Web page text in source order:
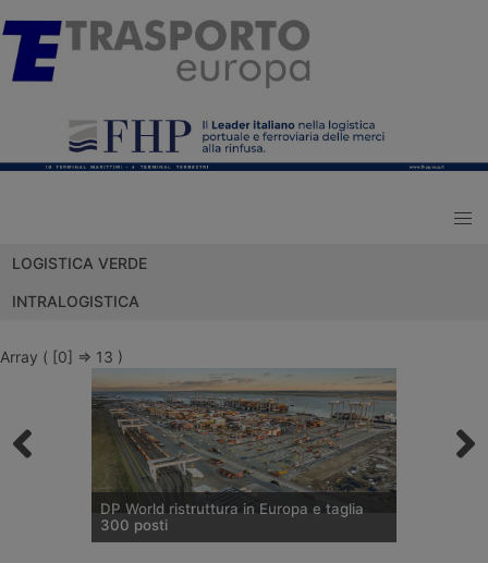
LOGISTICA VERDE
INTRALOGISTICA
Array ( [0] => 13 )
DP World ristruttura in Europa e taglia
300 posti